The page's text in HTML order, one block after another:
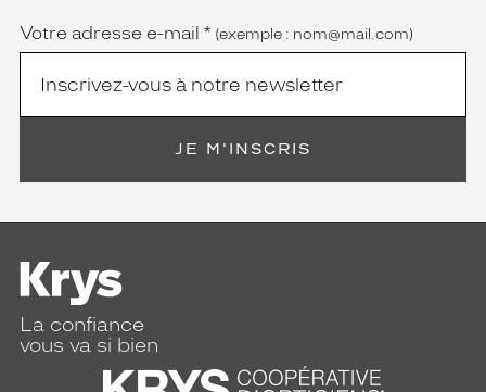
Votre adresse e-mail * (exemple : nom@mail.com)
JE M'INSCRIS
La confiance
vous va si bien